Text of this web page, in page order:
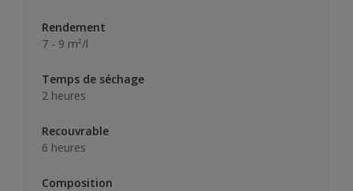
Rendement
7 - 9 m²/l
Temps de séchage
2 heures
Recouvrable
6 heures
Composition